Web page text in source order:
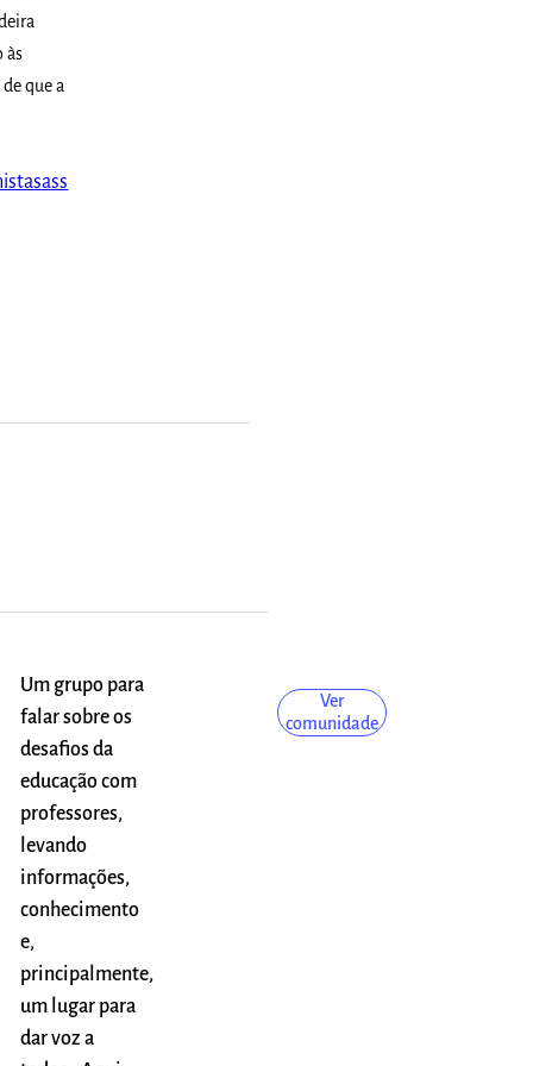
às
que a
Um grupo para
falar sobre os
desafios da
educação com
professores,
levando
informações,
conhecimento
e,
principalmente,
um lugar para
dar voz a
Ver
comunidade